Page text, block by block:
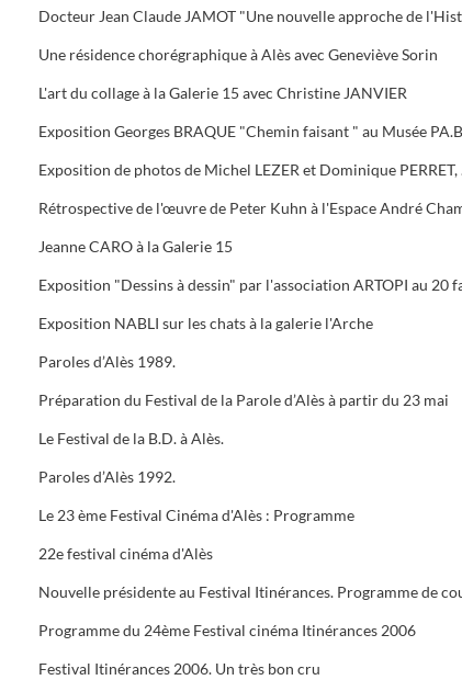
Une résidence chorégraphique à Alès avec Geneviève Sorin
L'art du collage à la Galerie 15 avec Christine JANVIER
Exposition Georges BRAQUE "Chemin faisant " au Musée
Exposition de
Jeanne CARO à la Galerie 15
Exposition NABLI sur les chats à la galerie l'Arche
Paroles d’Alès 1989.
Préparation du Festival de la Parole d’Alès à partir du 23 mai
Le Festival de la B.D. à Alès.
Paroles d’Alès 1992.
Le 23 ème Festival Cinéma d'Alès : Programme
22e festival cinéma d'Alès
Programme du 24ème Festival cinéma Itinérances 2006
Festival Itinérances 2006. Un très bon cru